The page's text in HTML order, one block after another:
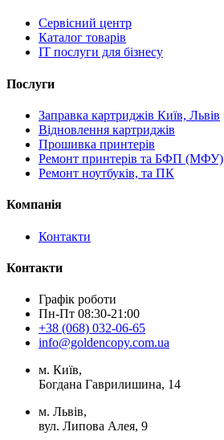
Сервісний центр
Каталог товарів
IT послуги для бізнесу
Послуги
Заправка картриджів Київ, Львів
Відновлення картриджів
Прошивка принтерів
Ремонт принтерів та БФП (МФУ)
Ремонт ноутбуків, та ПК
Компанія
Контакти
Контакти
Графік роботи
Пн-Пт 08:30-21:00
+38 (068) 032-06-65
info@goldencopy.com.ua
м. Київ,
Богдана Гаврилишина, 14
м. Львів,
вул. Липова Алея, 9